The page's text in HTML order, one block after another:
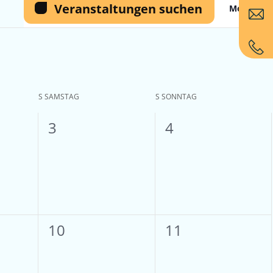
Veranstaltungen suchen Monat
SSAMSTAG S SONNTAG
0
3
0
4
0
10
0
11